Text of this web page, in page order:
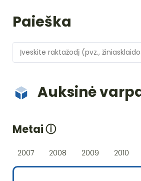
Paieška
Auksinė
Metaiⓘ
2007 2008 2009 2010